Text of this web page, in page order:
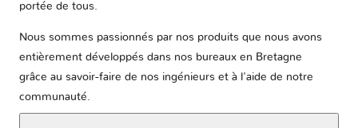
portée de tous.
Nous sommes passionnés par nos produits que nous avons
entièrement développés dans nos bureaux en Bretagne
grâce au savoir-faire de nos ingénieurs et à l'aide de notre
communauté.